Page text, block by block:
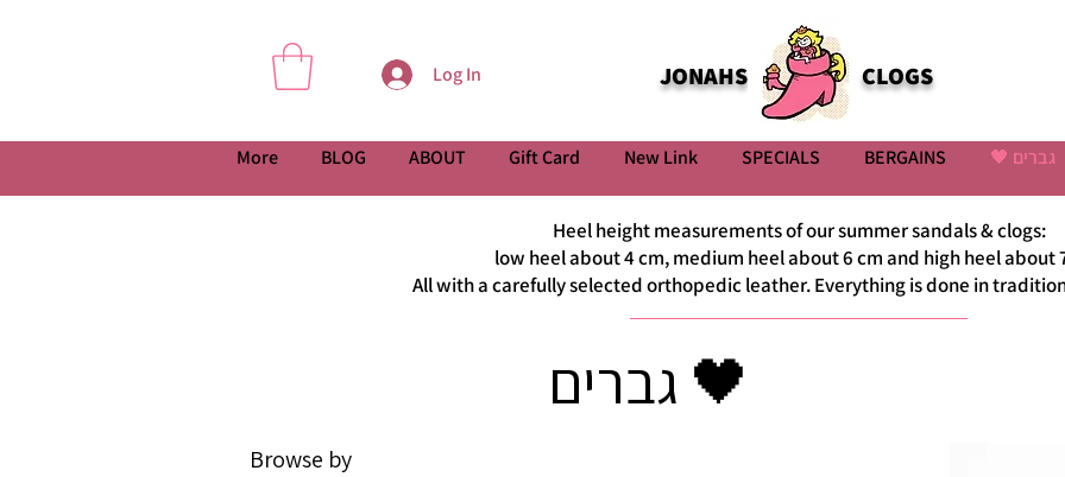
Log In JONAHS CLOGS
גברים 🖤 BERGAINS
SPECIALS
New Link
Gift Card
ABOUT
BLOG
More
Heel height measurements of our summer sandals & clogs:
low heel about 4 cm, medium heel about 6 cm and high heel about
All with a carefully selected orthopedic leather. Everything is done in
גברים 🖤
Browse by